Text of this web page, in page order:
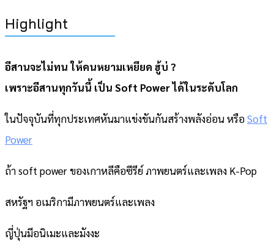
Highlight
อีสานจะไม่ทน ให้คนหยามเหยียด ฮู้บ่ ?
เพราะอีสานทุกวันนี้ เป็น Soft Power ได้ในระดับโลก
ในปัจจุบันที่ทุกประเทศหันมาแข่งขันกันสร้างพลังอ่อน หรือSoft
Power
ถ้า soft power ของเกาหลีคือซีรีย์ ภาพยนตร์และเพลง K-Pop
สหรัฐฯ อเมริกามีภาพยนตร์และเพลง
ญี่ปุ่นมีอนิเมะและมังงะ